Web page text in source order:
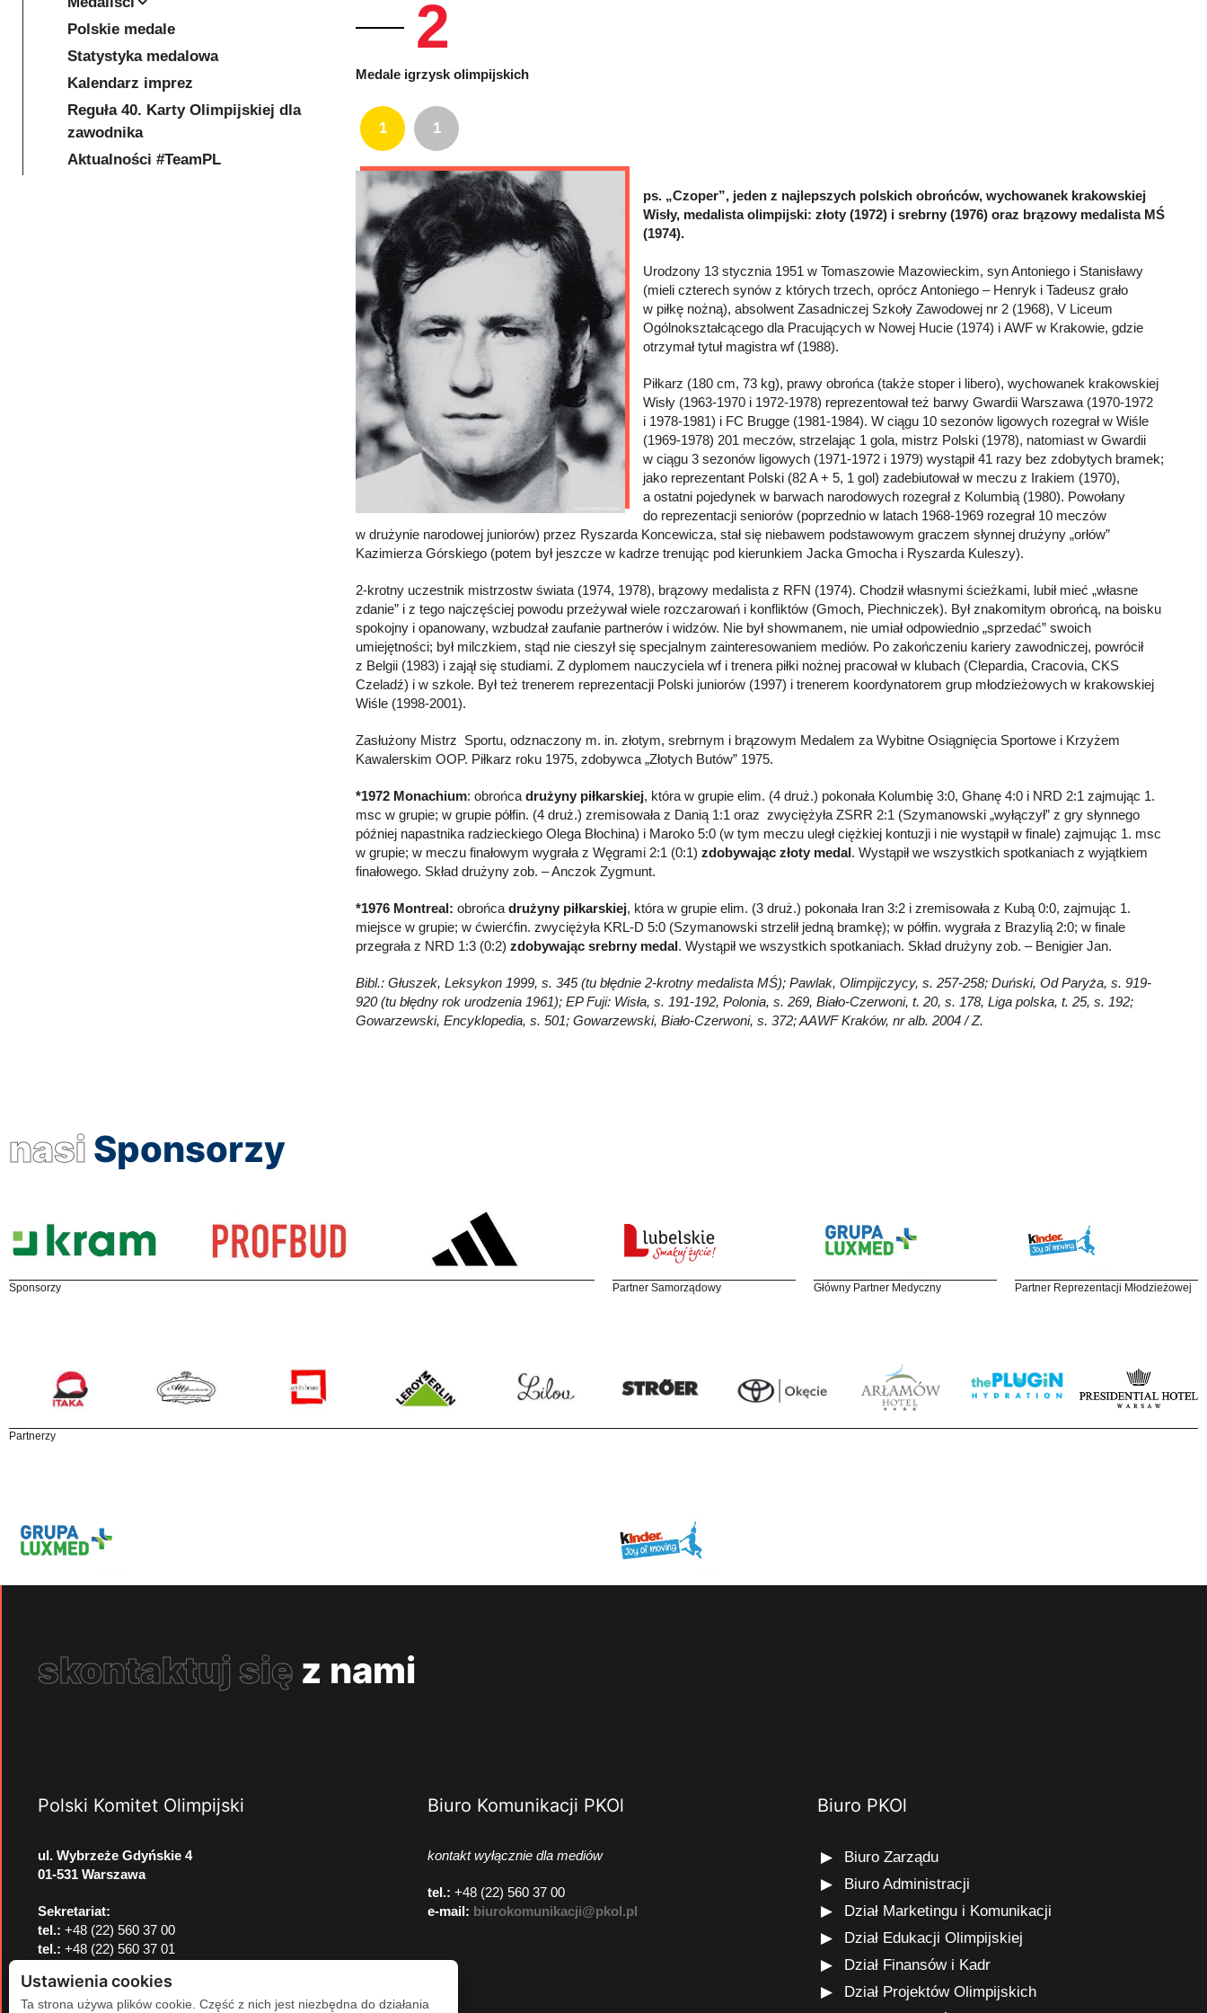
2
Medale igrzysk olimpijskich
1 1
ps. „Czoper”, jeden z najlepszych polskich obrońców, wychowanek krakowskiej
Wisły, medalista olimpijski: złoty (1972) i srebrny (1976) oraz brązowy medalista MŚ
(1974).
Urodzony 13 stycznia 1951 w Tomaszowie Mazowieckim, syn Antoniego i Stanisławy
(mieli czterech synów z których trzech, oprócz Antoniego – Henryk i Tadeusz grało
w piłkę nożną), absolwent Zasadniczej Szkoły Zawodowej nr 2 (1968), V Liceum
Ogólnokształcącego dla Pracujących w Nowej Hucie (1974) i AWF w Krakowie, gdzie
otrzymał tytuł magistra wf (1988).
Piłkarz (180 cm, 73 kg), prawy obrońca (także stoper i libero), wychowanek krakowskiej
Wisły (1963-1970 i 1972-1978) reprezentował też barwy Gwardii Warszawa (1970-1972
i 1978-1981) i FC Brugge (1981-1984). W ciągu 10 sezonów ligowych rozegrał w Wiśle
(1969-1978) 201 meczów, strzelając 1 gola, mistrz Polski (1978), natomiast w Gwardii
w ciągu 3 sezonów ligowych (1971-1972 i 1979) wystąpił 41 razy bez zdobytych bramek;
jako reprezentant Polski (82 A + 5, 1 gol) zadebiutował w meczu z Irakiem (1970),
a ostatni pojedynek w barwach narodowych rozegrał z Kolumbią (1980). Powołany
do reprezentacji seniorów (poprzednio w latach 1968-1969 rozegrał 10 meczów
w drużynie narodowej juniorów) przez Ryszarda Koncewicza, stał się niebawem podstawowym graczem słynnej drużyny „orłów”
Kazimierza Górskiego (potem był jeszcze w kadrze trenując pod kierunkiem Jacka Gmocha i Ryszarda Kuleszy).
2-krotny uczestnik mistrzostw świata (1974, 1978), brązowy medalista z RFN (1974). Chodził własnymi ścieżkami, lubił mieć „własne
zdanie” i z tego najczęściej powodu przeżywał wiele rozczarowań i konfliktów (Gmoch, Piechniczek). Był znakomitym obrońcą, na boisku
spokojny i opanowany, wzbudzał zaufanie partnerów i widzów. Nie był showmanem, nie umiał odpowiednio „sprzedać” swoich
umiejętności; był milczkiem, stąd nie cieszył się specjalnym zainteresowaniem mediów. Po zakończeniu kariery zawodniczej, powrócił
z Belgii (1983) i zajął się studiami. Z dyplomem nauczyciela wf i trenera piłki nożnej pracował w klubach (Clepardia, Cracovia, CKS
Czeladź) i w szkole. Był też trenerem reprezentacji Polski juniorów (1997) i trenerem koordynatorem grup młodzieżowych w krakowskiej
Wiśle (1998-2001).
Zasłużony Mistrz Sportu, odznaczony m. in. złotym, srebrnym i brązowym Medalem za Wybitne Osiągnięcia Sportowe i Krzyżem
Kawalerskim OOP. Piłkarz roku 1975, zdobywca „Złotych Butów” 1975.
*1972 Monachium: obrońca drużyny piłkarskiej, która w grupie elim. (4 druż.) pokonała Kolumbię 3:0, Ghanę 4:0 i NRD 2:1 zajmując 1.
msc w grupie; w grupie półfin. (4 druż.) zremisowała z Danią 1:1 oraz zwyciężyła ZSRR 2:1 (Szymanowski „wyłączył” z gry słynnego
później napastnika radzieckiego Olega Błochina) i Maroko 5:0 (w tym meczu uległ ciężkiej kontuzji i nie wystąpił w finale) zajmując 1. msc
w grupie; w meczu finałowym wygrała z Węgrami 2:1 (0:1) zdobywając złoty medal. Wystąpił we wszystkich spotkaniach z wyjątkiem
finałowego. Skład drużyny zob. – Anczok Zygmunt.
*1976 Montreal: obrońca drużyny piłkarskiej, która w grupie elim. (3 druż.) pokonała Iran 3:2 i zremisowała z Kubą 0:0, zajmując 1.
miejsce w grupie; w ćwierćfin. zwyciężyła KRL-D 5:0 (Szymanowski strzelił jedną bramkę); w półfin. wygrała z Brazylią 2:0; w finale
przegrała z NRD 1:3 (0:2) zdobywając srebrny medal. Wystąpił we wszystkich spotkaniach. Skład drużyny zob. – Benigier Jan.
Bibl.: Głuszek, Leksykon 1999, s. 345 (tu błędnie 2-krotny medalista MŚ); Pawlak, Olimpijczycy, s. 257-258; Duński, Od Paryża, s. 919-
920 (tu błędny rok urodzenia 1961); EP Fuji: Wisła, s. 191-192, Polonia, s. 269, Biało-Czerwoni, t. 20, s. 178, Liga polska, t. 25, s. 192;
Gowarzewski, Encyklopedia, s. 501; Gowarzewski, Biało-Czerwoni, s. 372; AAWF Kraków, nr alb. 2004 / Z.
Polskie medale
Statystyka medalowa
Kalendarz imprez
Reguła 40. Karty Olimpijskiej dla
zawodnika
Aktualności #TeamPL
nasi Sponsorzy
Sponsorzy Partner Samorządowy Główny Partner Medyczny Partner Reprezentacji Młodzieżowej
Partnerzy
skontaktuj się z nami
Polski Komitet Olimpijski
ul. Wybrzeże Gdyńskie 4
01-531 Warszawa
Sekretariat:
tel.: +48 (22) 560 37 00
tel.: +48 (22) 560 37 01
Biuro Komunikacji PKOl
kontakt wyłącznie dla mediów
tel.: +48 (22) 560 37 00
e-mail: biurokomunikacji@pkol.pl
Biuro PKOl
Biuro Zarządu
Biuro Administracji
Dział Marketingu i Komunikacji
Dział Edukacji Olimpijskiej
Dział Finansów i Kadr
Dział Projektów Olimpijskich
Ustawienia cookies
Ta strona używa plików cookie. Część z nich jest niezbędna do działania